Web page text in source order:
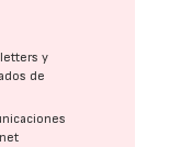
y
de